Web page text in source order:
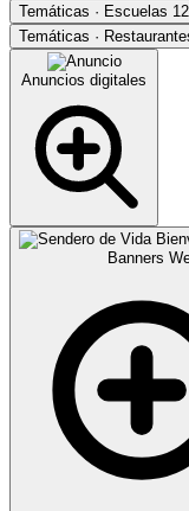
Temáticas · Escuelas 12
Temáticas ·
Anuncios digitales
Banners